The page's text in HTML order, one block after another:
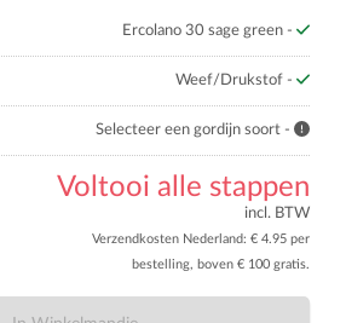
Ercolano 30 sage green -
Weef/Drukstof -
Selecteer een gordijn soort -
Voltooi alle stappen
incl. BTW
Verzendkosten Nederland: € 4.95 per
bestelling, boven € 100 gratis.